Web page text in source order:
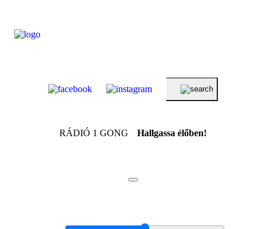
RÁDIÓ 1 GONG Hallgassa élőben!